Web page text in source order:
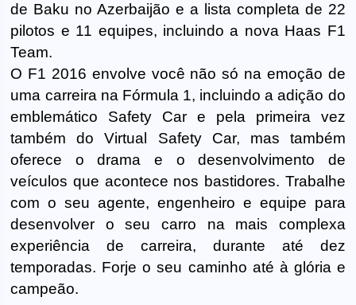
de Baku no Azerbaijão e a lista completa de 22
pilotos e 11 equipes, incluindo a nova Haas F1
Team.
O F1 2016 envolve você não só na emoção de
uma carreira na Fórmula 1, incluindo a adição do
emblemático Safety Car e pela primeira vez
também do Virtual Safety Car, mas também
oferece o drama e o desenvolvimento de
veículos que acontece nos bastidores. Trabalhe
com o seu agente, engenheiro e equipe para
desenvolver o seu carro na mais complexa
experiência de carreira, durante até dez
temporadas. Forje o seu caminho até à glória e
campeão.